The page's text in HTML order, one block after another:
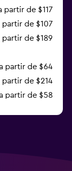
partir de $117
partir de $107
partir de $189
partir de $64
partir de $214
partir de $58